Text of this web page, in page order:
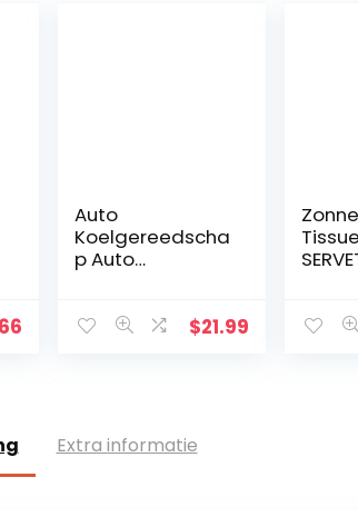
Auto
Koelgereedscha
p Auto
Verstelbaar met
$21.99
Extra informatie